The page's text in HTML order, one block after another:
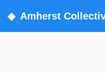
◆ Amherst